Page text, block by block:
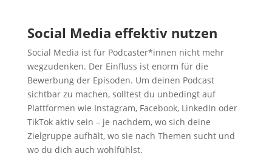
Social Media effektiv nutzen
Social Media ist für Podcaster*innen nicht mehr
wegzudenken. Der Einfluss ist enorm für die
Bewerbung der Episoden. Um deinen Podcast
sichtbar zu machen, solltest du unbedingt auf
Plattformen wie Instagram, Facebook, LinkedIn oder
TikTok aktiv sein – je nachdem, wo sich deine
Zielgruppe aufhält, wo sie nach Themen sucht und
wo du dich auch wohlfühlst.